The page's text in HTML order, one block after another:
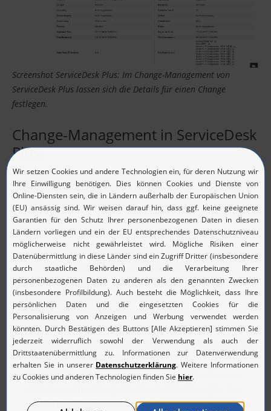
Screenshot ServiceDesk Plus: Im Change-Management von
ServiceDesk Plus lassen sich die Details für einen Change
festlegen.
Change-Management in ServiceDesk
Plus:
Einfaches Management des Change-Prozesses durch
verschiedene Auswahlmöglichkeiten (z.B. Change-Typ,
Rolle, Status) und Vorlagen
Änderungen, die durch einen Incident oder ein Problem
angestoßen wurden, werden automatisch dokumentiert
und lassen sich jederzeit nachverfolgen.
Automatisierte Workflows und Benachrichtigungen
verbessern Visibilität und Transparenz für IT-
Verantwortliche und Management.
Für jeden Change-Typ lassen sich in ServiceDesk Plus
unterschiedliche Workflows festlegen, die dafür sorgen,
dass jede Änderungen gleich nach der Erstellung an die
zuständige Stelle weitergeleitet wird.
Vorab konfigurierte Freigabeprozesse sorgen für eine
auch in Notfällen schnell handeln zu können, lässt sich